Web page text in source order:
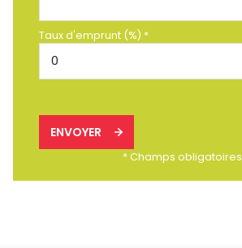
Taux d'emprunt (%) *
ENVOYER
* Champs obligatoires